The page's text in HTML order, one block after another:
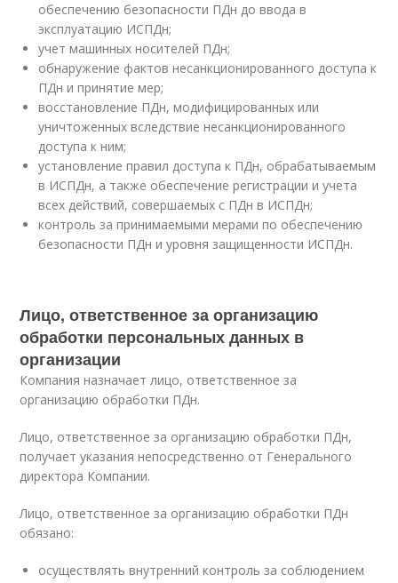
обеспечению безопасности ПДн до ввода в
эксплуатацию ИСПДн;
учет машинных носителей ПДн;
обнаружение фактов несанкционированного доступа к
ПДн и принятие мер;
восстановление ПДн, модифицированных или
уничтоженных вследствие несанкционированного
доступа к ним;
установление правил доступа к ПДн, обрабатываемым
в ИСПДн, а также обеспечение регистрации и учета
всех действий, совершаемых с ПДн в ИСПДн;
контроль за принимаемыми мерами по обеспечению
безопасности ПДн и уровня защищенности ИСПДн.
Лицо, ответственное за организацию
обработки персональных данных в
организации
Компания назначает лицо, ответственное за
организацию обработки ПДн.
Лицо, ответственное за организацию обработки ПДн,
получает указания непосредственно от Генерального
директора Компании.
Лицо, ответственное за организацию обработки ПДн
обязано:
осуществлять внутренний контроль за соблюдением